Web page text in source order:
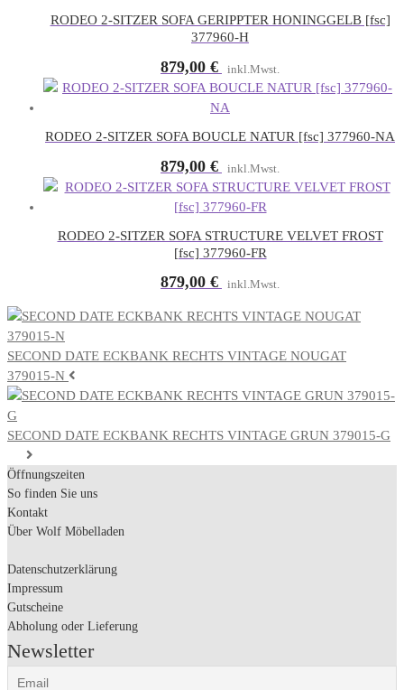
RODEO 2-SITZER SOFA GERIPPTER HONINGGELB [fsc]
377960-H
879,00 € inkl.Mwst.
RODEO 2-SITZER SOFA BOUCLE NATUR [fsc] 377960-NA
879,00 € inkl.Mwst.
RODEO 2-SITZER SOFA STRUCTURE VELVET FROST
[fsc] 377960-FR
879,00 € inkl.Mwst.
SECOND DATE ECKBANK RECHTS VINTAGE NOUGAT
379015-N
SECOND DATE ECKBANK RECHTS VINTAGE GRUN 379015-G
Öffnungszeiten
So finden Sie uns
Kontakt
Über Wolf Möbelladen
Datenschutzerklärung
Impressum
Gutscheine
Abholung oder Lieferung
Newsletter